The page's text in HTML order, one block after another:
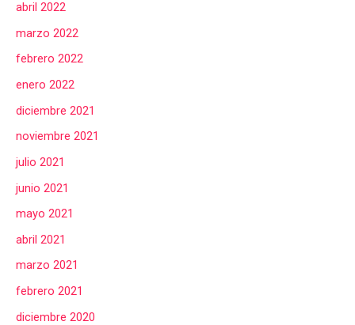
abril 2022
marzo 2022
febrero 2022
enero 2022
diciembre 2021
noviembre 2021
julio 2021
junio 2021
mayo 2021
abril 2021
marzo 2021
febrero 2021
diciembre 2020